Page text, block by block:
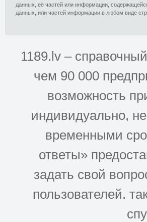
данных, её частей или информации,
данных, или частей информации в любом виде
1189.lv –
чем 90 000
возможность
индивидуально,
временными
ответы»
задать свой
пользователей.